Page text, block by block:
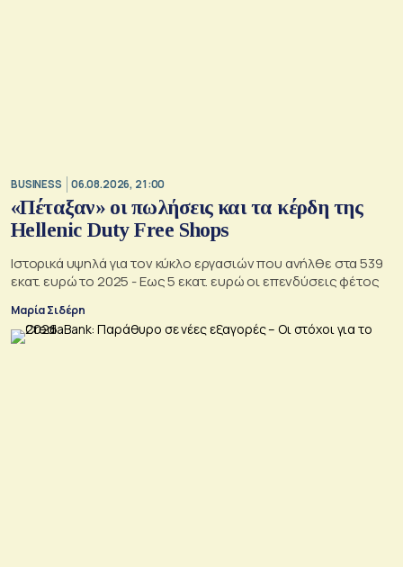
BUSINESS 06.08.2026, 21:00
«Πέταξαν» οι πωλήσεις και τα κέρδη της
Hellenic Duty Free Shops
Ιστορικά υψηλά για τον κύκλο εργασιών που ανήλθε στα 539
εκατ. ευρώ το 2025 - Εως 5 εκατ. ευρώ οι επενδύσεις φέτος
Μαρία Σιδέρη